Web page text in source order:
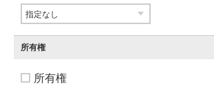
所有権
所有権